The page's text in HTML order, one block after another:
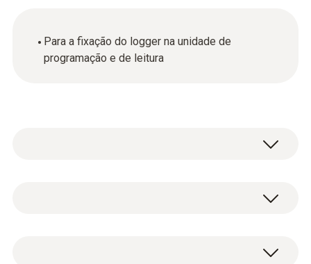
Para a fixação do logger na unidade de
programação e de leitura